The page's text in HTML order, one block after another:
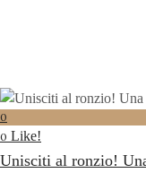
0
0 Like!
Unisciti al ronzio!